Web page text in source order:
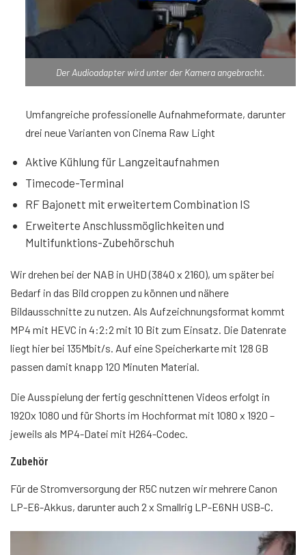
Der Audioadapter wird unter der Kamera angebracht.
Umfangreiche professionelle Aufnahmeformate, darunter
drei neue Varianten von Cinema Raw Light
Aktive Kühlung für Langzeitaufnahmen
Timecode-Terminal
RF Bajonett mit erweitertem Combination IS
Erweiterte Anschlussmöglichkeiten und
Multifunktions-Zubehörschuh
Wir drehen bei der NAB in UHD (3840 x 2160), um später bei
Bedarf in das Bild croppen zu können und nähere
Bildausschnitte zu nutzen. Als Aufzeichnungsformat kommt
MP4 mit HEVC in 4:2:2 mit 10 Bit zum Einsatz. Die Datenrate
liegt hier bei 135Mbit/s. Auf eine Speicherkarte mit 128 GB
passen damit knapp 120 Minuten Material.
Die Ausspielung der fertig geschnittenen Videos erfolgt in
1920x 1080 und für Shorts im Hochformat mit 1080 x 1920 –
jeweils als MP4-Datei mit H264-Codec.
Zubehör
Für de Stromversorgung der R5C nutzen wir mehrere Canon
LP-E6-Akkus, darunter auch 2 x Smallrig LP-E6NH USB-C.